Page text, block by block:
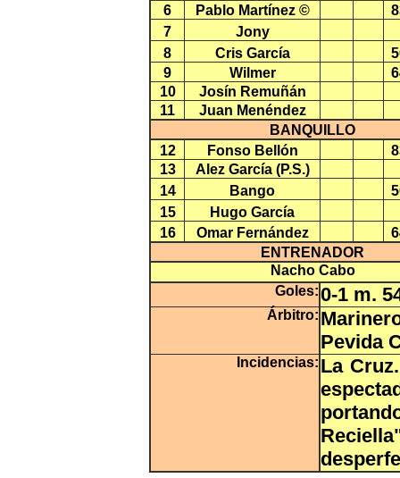
6
Pablo Martínez ©
7
Jony
8
Cris García
9
Wilmer
10
Josín Remuñán
11
Juan Menéndez
BANQUILLO
12
Fonso Bellón
13
Alez García (P.S.)
14
Bango
15
Hugo García
16
Omar Fernández
ENTRENADOR
Nacho Cabo
Goles:0-1 m.
Árbitro:
Pevida
Incidencias: La